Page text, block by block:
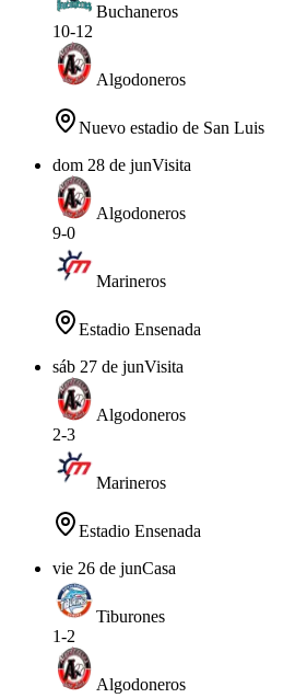
Buchaneros
10-12
Algodoneros
Nuevo estadio de San Luis
dom 28 de junVisita
Algodoneros
9-0
Marineros
Estadio Ensenada
sáb 27 de junVisita
Algodoneros
2-3
Marineros
Estadio Ensenada
vie 26 de junCasa
Tiburones
1-2
Algodoneros